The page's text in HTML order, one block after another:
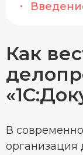
Как
В
организация